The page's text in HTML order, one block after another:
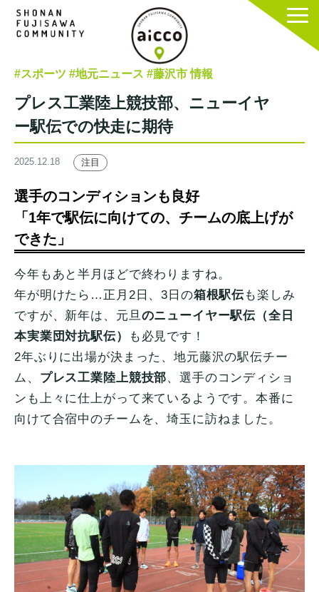
#スポーツ #地元ニュース #藤沢市 情報
プレス工業陸上競技部、ニューイヤ
ー駅伝での快走に期待
2025.12.18 注目
選手のコンディションも良好
「1年で駅伝に向けての、チームの底上げが
できた」
今年もあと半月ほどで終わりますね。
年が明けたら…正月2日、3日の箱根駅伝も楽しみ
ですが、新年は、元旦のニューイヤー駅伝（全日
本実業団対抗駅伝）
も必見です！
2年ぶりに出場が決まった、地元藤沢の駅伝チー
ム、 プレス工業陸上競技部、選手のコンディショ
ンも上々に仕上がって来ているようです。本番に
向けて合宿中のチームを、埼玉に訪ねました。